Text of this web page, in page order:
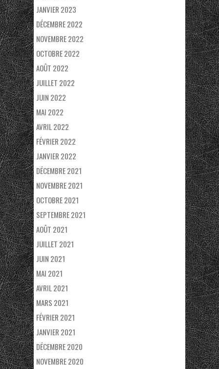
JANVIER 2023
DÉCEMBRE 2022
NOVEMBRE 2022
OCTOBRE 2022
AOÛT 2022
JUILLET 2022
JUIN 2022
MAI 2022
AVRIL 2022
FÉVRIER 2022
JANVIER 2022
DÉCEMBRE 2021
NOVEMBRE 2021
OCTOBRE 2021
SEPTEMBRE 2021
AOÛT 2021
JUILLET 2021
JUIN 2021
MAI 2021
AVRIL 2021
MARS 2021
FÉVRIER 2021
JANVIER 2021
DÉCEMBRE 2020
NOVEMBRE 2020